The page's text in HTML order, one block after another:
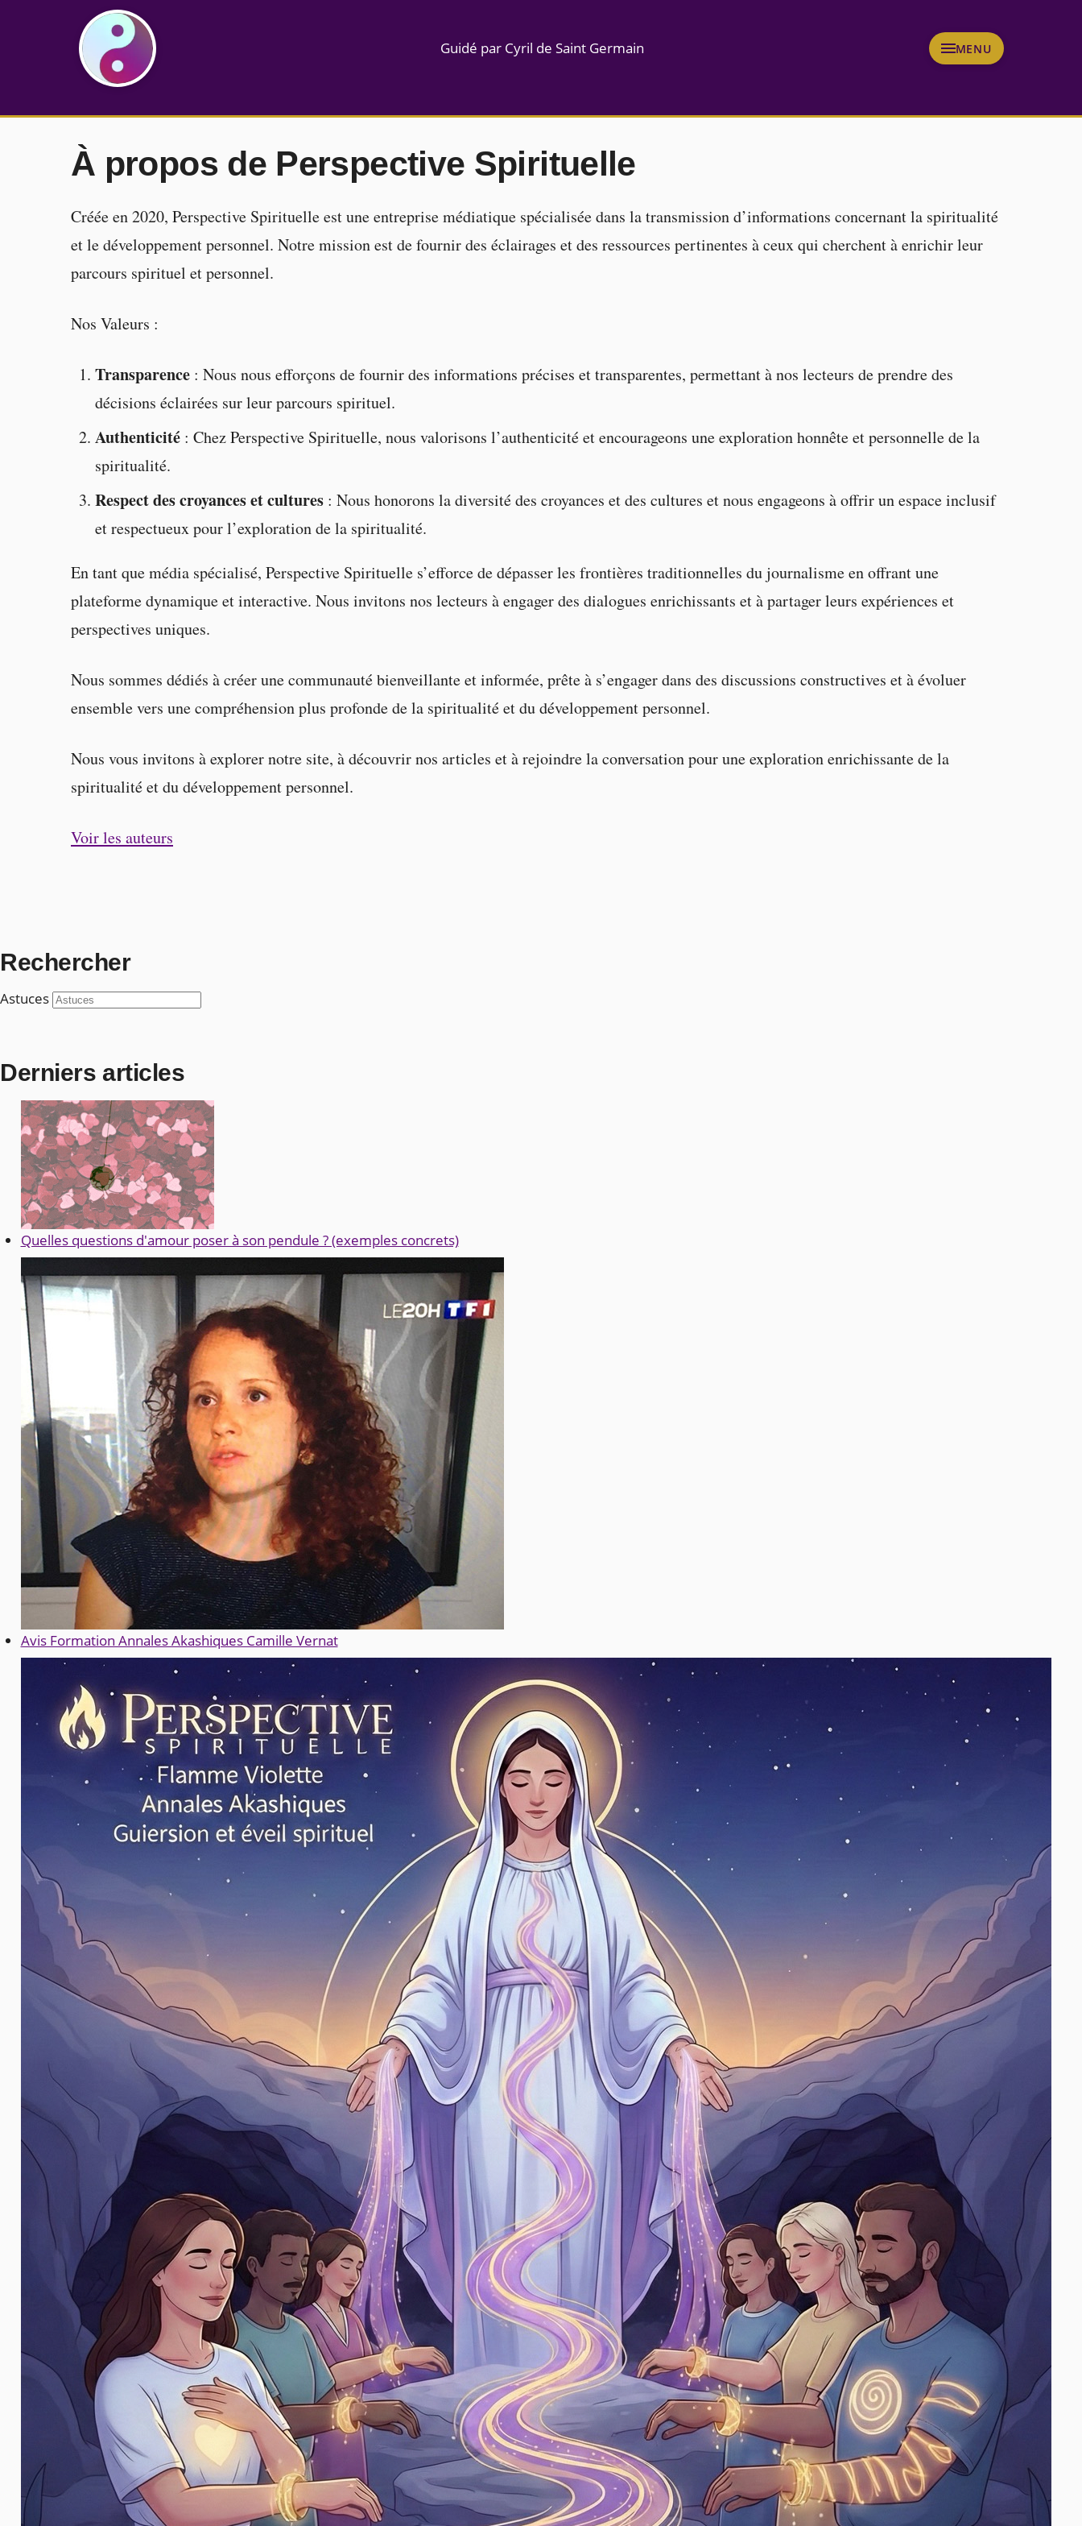
Guidé par Cyril de Saint Germain MENU
À propos de Perspective Spirituelle
Créée en 2020, Perspective Spirituelle est une entreprise médiatique spécialisée dans la transmission d’informations concernant la spiritualité
et le développement personnel. Notre mission est de fournir des éclairages et des ressources pertinentes à ceux qui cherchent à enrichir leur
parcours spirituel et personnel.
Nos Valeurs :
Transparence : Nous nous efforçons de fournir des informations précises et transparentes, permettant à nos lecteurs de prendre des
décisions éclairées sur leur parcours spirituel.
Authenticité : Chez Perspective Spirituelle, nous valorisons l’authenticité et encourageons une exploration honnête et personnelle de la
spiritualité.
Respect des croyances et cultures : Nous honorons la diversité des croyances et des cultures et nous engageons à offrir un espace inclusif
et respectueux pour l’exploration de la spiritualité.
En tant que média spécialisé, Perspective Spirituelle s’efforce de dépasser les frontières traditionnelles du journalisme en offrant une
plateforme dynamique et interactive. Nous invitons nos lecteurs à engager des dialogues enrichissants et à partager leurs expériences et
perspectives uniques.
Nous sommes dédiés à créer une communauté bienveillante et informée, prête à s’engager dans des discussions constructives et à évoluer
ensemble vers une compréhension plus profonde de la spiritualité et du développement personnel.
Nous vous invitons à explorer notre site, à découvrir nos articles et à rejoindre la conversation pour une exploration enrichissante de la
spiritualité et du développement personnel.
Voir les auteurs
Rechercher
Astuces
Derniers articles
Quelles questions d'amour poser à son pendule ? (exemples concrets)
Avis Formation Annales Akashiques Camille Vernat